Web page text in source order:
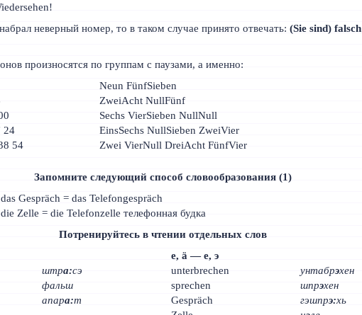
неверный номер, то в таком случае принято отвечать:(Sie sind) falsch
произносятся по группам с паузами, а именно:
24
54
Neun FünfSieben
ZweiAcht NullFünf
Sechs VierSieben NullNull
EinsSechs NullSieben ZweiVier
Zwei VierNull DreiAcht FünfVier
Запомните следующий способ словообразования (1)
Gespräch = das Telefongespräch
Zelle = die Telefonzelle телефонная будка
Потренируйтесь в чтении отдельных слов
штра:сэ
фальш
апара:т
е, ä — е, э
unterbrechen
унтабрэхен
sprechen
шпрэхен
Gespräch
гэшпрэ:хь